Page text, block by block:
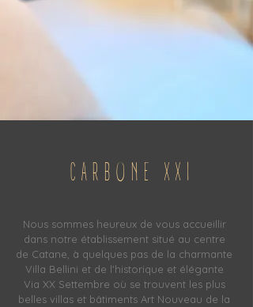
CARBONE XXI
Nous sommes heureux de vous accueillir
dans notre établissement situé au centre
de Catane, à quelques pas de la charmante
Villa Bellini et de l'historique et élégante
Via XX Settembre où se trouvent les plus
belles villas et bâtiments Art Nouveau de la